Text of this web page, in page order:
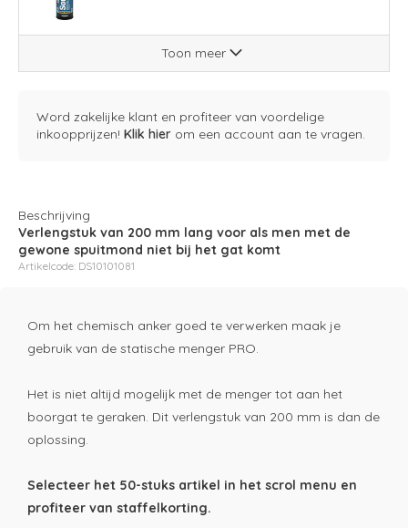
Toon meer
Word zakelijke klant en profiteer van voordelige
inkoopprijzen! Klik hier om een account aan te vragen.
Beschrijving
Verlengstuk van 200 mm lang voor als men met de
gewone spuitmond niet bij het gat komt
Artikelcode: DS10101081
Om het chemisch anker goed te verwerken maak je
gebruik van de statische menger PRO.
Het is niet altijd mogelijk met de menger tot aan het
boorgat te geraken. Dit verlengstuk van 200 mm is dan de
oplossing.
Selecteer het 50-stuks artikel in het scrol menu en
profiteer van staffelkorting.